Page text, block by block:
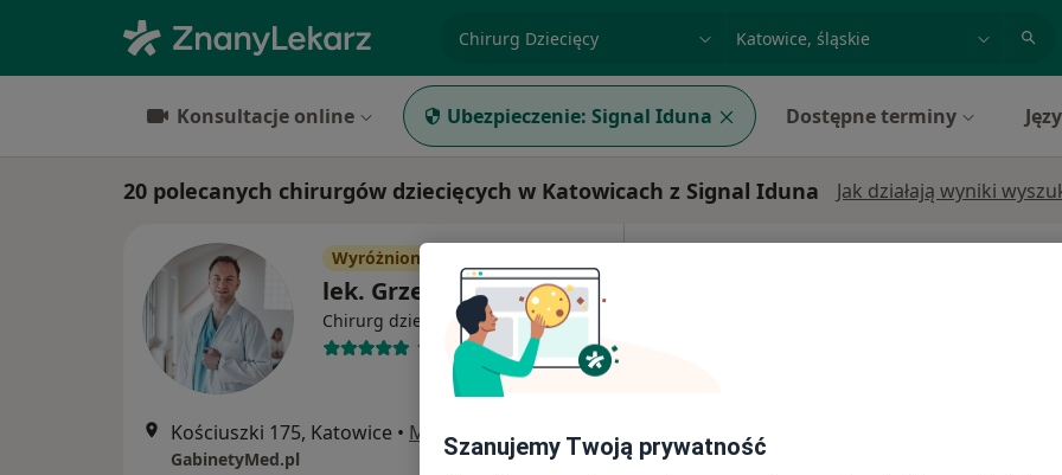
miasto lub dzielnica
Konsultacje online Ubezpieczenie: Signal Iduna Dostępne terminy
20 polecanych chirurgów dziecięcych w Katowicach z Signal Iduna Jak działają wyniki
Wyróżniony
lek. Grzegorz Swalarz
Chirurg dziecięcy Więcej
1191 opinii
Kościuszki 175, Katowice • Mapa
GabinetyMed.pl Szanujemy Twoją prywatność